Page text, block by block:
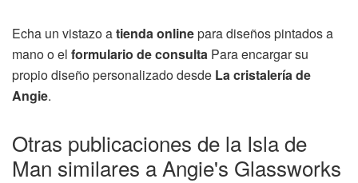
Echa un vistazo atienda onlinepara diseños pintados a
mano o el formulario de consulta Para encargar su
propio diseño personalizado desde La cristalería de
Angie.
Otras publicaciones de la Isla de
Man similares a Angie's Glassworks